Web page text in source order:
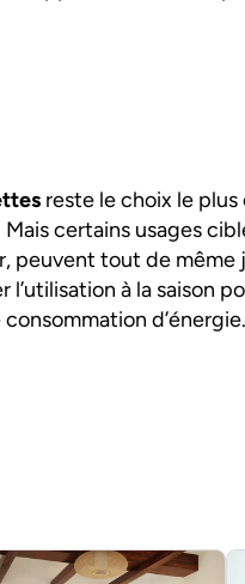
reste le choix le
certains usages
peuvent tout de
l’utilisation à la saison
d’énergie.